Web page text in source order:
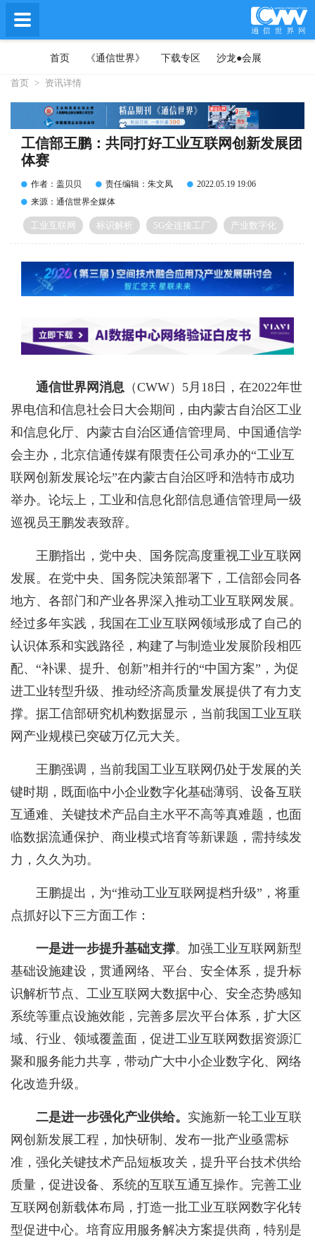
首页 《通信世界》 下载专区 沙龙●会展
首页 > 资讯详情
工信部王鹏：共同打好工业互联网创新发展团
体赛
作者：盖贝贝 责任编辑：朱文凤
2022.05.19 19:06
来源：通信世界全媒体
工业互联网 标识解析 5G全连接工厂 产业数字化
通信世界网消息 （CWW） 5月18日，在2022年世
界电信和信息社会日大会期间，由内蒙古自治区工业
和信息化厅、内蒙古自治区通信管理局、中国通信学
会主办，北京信通传媒有限责任公司承办的“工业互
联网创新发展论坛”在内蒙古自治区呼和浩特市成功
举办。论坛上，工业和信息化部信息通信管理局一级
巡视员王鹏发表致辞。
王鹏指出，党中央、国务院高度重视工业互联网
发展。在党中央、国务院决策部署下，工信部会同各
地方、各部门和产业各界深入推动工业互联网发展。
经过多年实践，我国在工业互联网领域形成了自己的
认识体系和实践路径，构建了与制造业发展阶段相匹
配、“补课、提升、创新”相并行的“中国方案”，为促
进工业转型升级、推动经济高质量发展提供了有力支
撑。据工信部研究机构数据显示，当前我国工业互联
网产业规模已突破万亿元大关。
王鹏强调，当前我国工业互联网仍处于发展的关
键时期，既面临中小企业数字化基础薄弱、设备互联
互通难、关键技术产品自主水平不高等真难题，也面
临数据流通保护、商业模式培育等新课题，需持续发
力，久久为功。
王鹏提出，为“推动工业互联网提档升级”，将重
点抓好以下三方面工作：
一是进一步提升基础支撑。加强工业互联网新型
基础设施建设，贯通网络、平台、安全体系，提升标
识解析节点、工业互联网大数据中心、安全态势感知
系统等重点设施效能，完善多层次平台体系，扩大区
域、行业、领域覆盖面，促进工业互联网数据资源汇
聚和服务能力共享，带动广大中小企业数字化、网络
化改造升级。
二是进一步强化产业供给。 实施新一轮工业互联
网创新发展工程，加快研制、发布一批产业亟需标
准，强化关键技术产品短板攻关，提升平台技术供给
质量，促进设备、系统的互联互通互操作。完善工业
互联网创新载体布局，打造一批工业互联网数字化转
型促进中心。培育应用服务解决方案提供商，特别是